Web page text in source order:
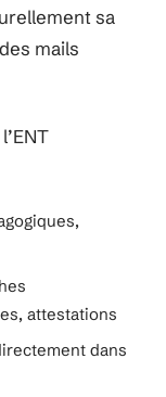
sa
mails
attestations
dans